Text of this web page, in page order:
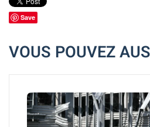
Save
VOUS POUVEZ